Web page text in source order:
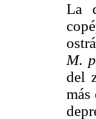
La
M.
del
más